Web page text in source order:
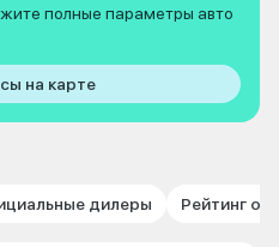
полные параметры авто
на карте
дилеры Рейтинг